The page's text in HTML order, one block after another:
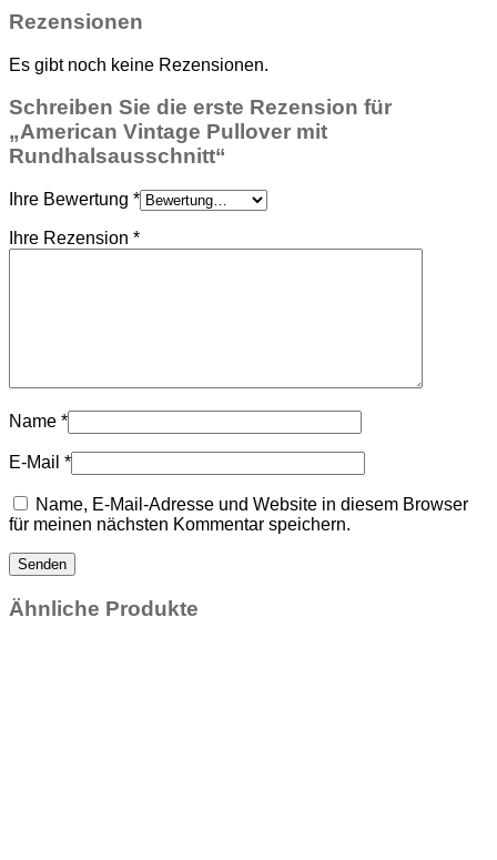
Rezensionen
Es gibt noch keine Rezensionen.
Schreiben Sie die erste Rezension für
„American Vintage Pullover mit
Rundhalsausschnitt“
Ihre Bewertung *
Ihre Rezension *
Name *
E-Mail *
Name, E-Mail-Adresse und Website in diesem Browser
für meinen nächsten Kommentar speichern.
Ähnliche Produkte